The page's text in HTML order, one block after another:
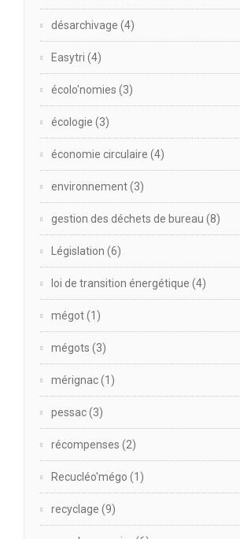
désarchivage (4)
Easytri (4)
écolo'nomies (3)
écologie (3)
économie circulaire (4)
environnement(3)
gestion des déchets de bureau (8)
Législation (6)
loi de transition énergétique (4)
mégot(1)
mégots (3)
mérignac(1)
pessac(3)
récompenses (2)
Recucléo'mégo (1)
recyclage (9)